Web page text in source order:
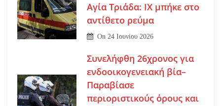
Αγία Τριάδα: ΙΧ μπήκε στο
αντίθετο ρεύμα
On 24 Ιουνίου 2026
Συνελήφθη 26χρονος για
ενδοοικογενειακή βία–
Παραβίασε
περιοριστικούς όρους και